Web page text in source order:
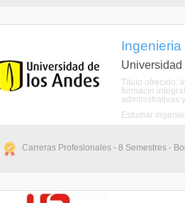
Universidad
Título ofrecido:
formacin
administrativas
Estudiar
Carreras Profesionales - 8 Semestres -